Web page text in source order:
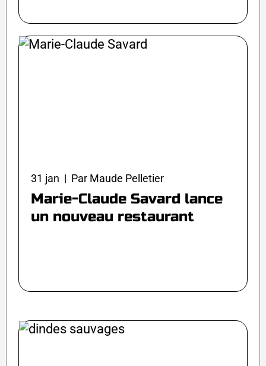
31 jan | Par Maude Pelletier
Marie-Claude Savard lance
un nouveau restaurant